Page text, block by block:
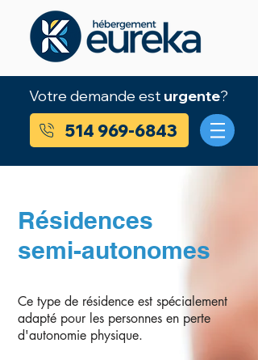
Votre demande est urgente?
514 969-6843
Résidences
semi-autonomes
Ce type de résidence est spécialement
adapté pour les personnes en perte
d'autonomie physique.